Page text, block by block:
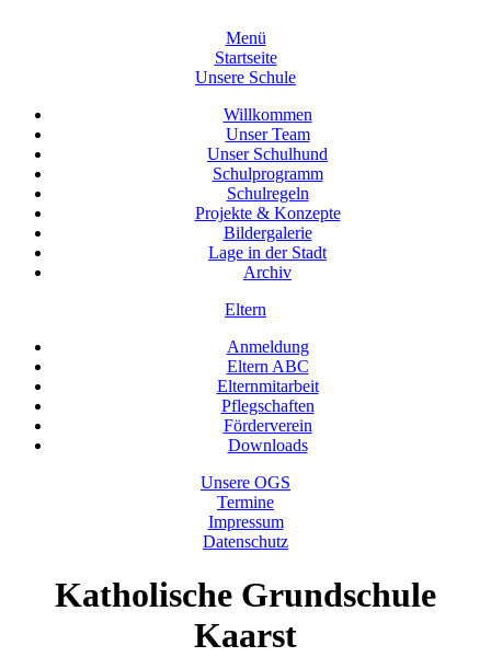
Menü
Startseite
Unsere Schule
Willkommen
Unser Team
Unser Schulhund
Schulprogramm
Schulregeln
Projekte & Konzepte
Bildergalerie
Lage in der Stadt
Archiv
Eltern
Anmeldung
Eltern ABC
Elternmitarbeit
Pflegschaften
Förderverein
Downloads
Unsere OGS
Termine
Impressum
Datenschutz
Katholische Grundschule
Kaarst